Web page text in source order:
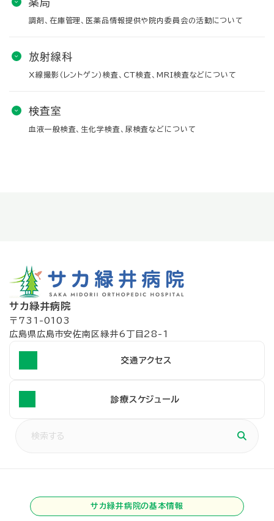
調剤、在庫管理、医薬品情報提供や院内委員会の活動について
放射線科
X線撮影（レントゲン）検査、CT検査、MRI検査などについて
検査室
血液一般検査、生化学検査、尿検査などについて
サカ緑井病院
〒731-0103
広島県広島市安佐南区緑井6丁目28-1
交通アクセス
診療スケジュール
サカ緑井病院の基本情報